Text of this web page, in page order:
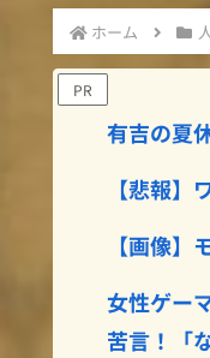
ホーム
PR
有吉の夏
【悲報
【画像
女性ゲー
苦言！「